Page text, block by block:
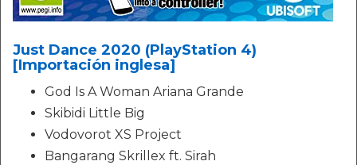
Just Dance 2020 (PlayStation 4)
[Importación inglesa]
God Is A Woman Ariana Grande
Skibidi Little Big
Vodovorot XS Project
Bangarang Skrillex ft. Sirah